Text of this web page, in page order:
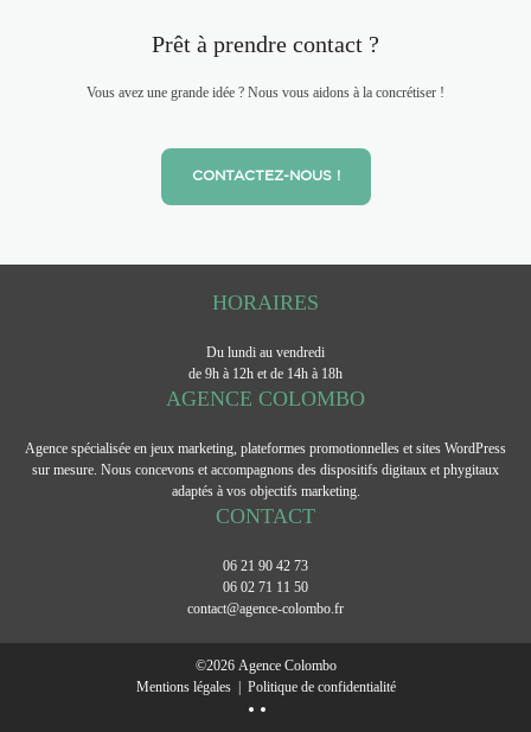
Prêt à prendre contact ?
Vous avez une grande idée ? Nous vous aidons à la concrétiser !
CONTACTEZ-NOUS !
HORAIRES
Du lundi au vendredi
de 9h à 12h et de 14h à 18h
AGENCE COLOMBO
Agence spécialisée en jeux marketing, plateformes promotionnelles et sites WordPress
sur mesure. Nous concevons et accompagnons des dispositifs digitaux et phygitaux
adaptés à vos objectifs marketing.
CONTACT
06 21 90 42 73
06 02 71 11 50
contact@agence-colombo.fr
©2026Agence Colombo
Mentions légales| Politique de confidentialité